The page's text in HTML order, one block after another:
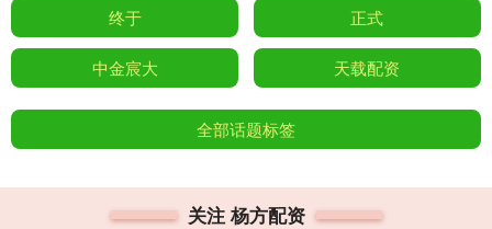
终于 正式
中金宸大 天载配资
全部话题标签
关注 杨方配资